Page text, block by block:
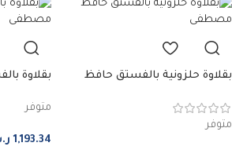
بقلاوة حلزونية بالفستق حافظ
متوفر
بقلاوة
متوفر
1,193.34